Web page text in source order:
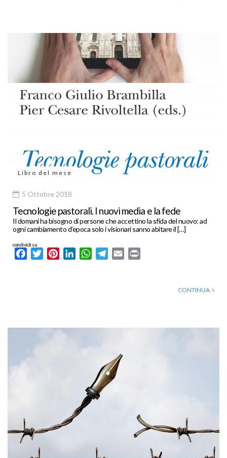
Libro del mese
5 Ottobre 2018
Tecnologie pastorali. I nuovi media e la fede
Il domani ha bisogno di persone che accettino la sfida del nuovo: ad
ogni cambiamento d’epoca solo i visionari sanno abitare il […]
condividi su
FacebookTwitterPinterestLinkedInWhatsApp
Telegram
Email
CONTINUA